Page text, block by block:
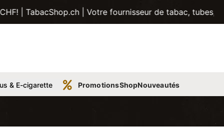
| Votre fournisseur de tabac, tubes, pipes et
& E-cigarette PromotionsShopNouveautés